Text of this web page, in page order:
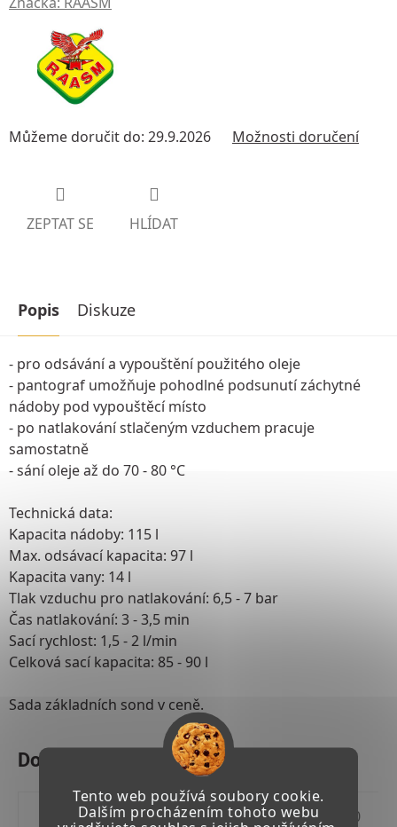
Tento web používá soubory cookie.
Dalším procházením tohoto webu
Můžeme doručit do: 29.9.2026 Možnosti doručení
ZEPTAT SE HLÍDAT
Popis Diskuze
- pro odsávání a vypouštění použitého oleje
- pantograf umožňuje pohodlné podsunutí záchytné
nádoby pod vypouštěcí místo
- po natlakování stlačeným vzduchem pracuje
samostatně
- sání oleje až do 70 - 80 °C
Technická data:
Kapacita nádoby: 115 l
Max. odsávací kapacita: 97 l
Kapacita vany: 14 l
Tlak vzduchu pro natlakování: 6,5 - 7 bar
Čas natlakování: 3 - 3,5 min
Sací rychlost: 1,5 - 2 l/min
Celková sací kapacita: 85 - 90 l
Sada základních sond v ceně.
Kód:27 020